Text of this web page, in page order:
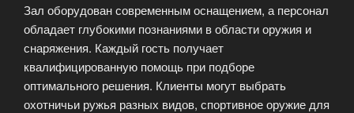
Зал оборудован современным оснащением, а персонал
обладает глубокими познаниями в области оружия и
снаряжения. Каждый гость получает
квалифицированную помощь при подборе
оптимального решения. Клиенты могут выбрать
охотничьи ружья разных видов, спортивное оружие для